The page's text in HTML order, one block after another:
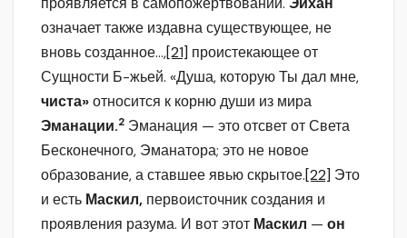
означает также издавна существующее, не
вновь созданное…,[21] проистекающее от
Сущности Б-жьей. «Душа, которую Ты дал мне,
чиста»относится к корню души из мира
Эманации.2 Эманация — это отсвет от Света
Бесконечного, Эманатора; это не новое
образование, а ставшее явью скрытое.[22] Это
и есть Маскил, первоисточник создания и
проявления разума. И вот этот Маскил — он